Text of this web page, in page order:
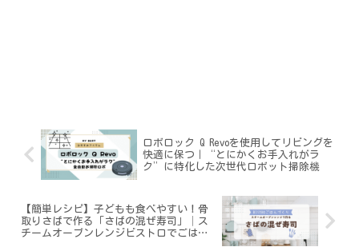
ロボロック Q Revoを使用してリビングを
快適に保つ｜“とにかくお手入れがラ
ク”に特化した次世代ロボット掃除機
【簡単レシピ】子どもも食べやすい！骨
取りさばで作る「さばの混ぜ寿司」│ス
チームオーブンレンジビストロでごはん